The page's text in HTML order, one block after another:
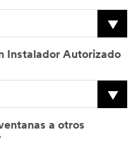
Instalador Autorizado
a otros